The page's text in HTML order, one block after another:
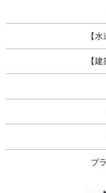
【
【
プ